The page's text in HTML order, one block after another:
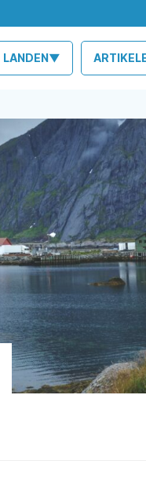
LANDEN▼